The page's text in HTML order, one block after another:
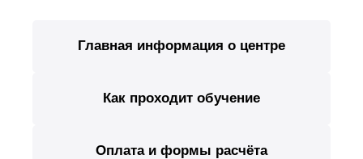
Главная информация о центре
Как проходит обучение
Оплата и формы расчёта